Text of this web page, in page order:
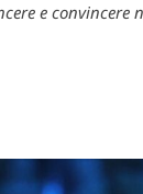
e convincere